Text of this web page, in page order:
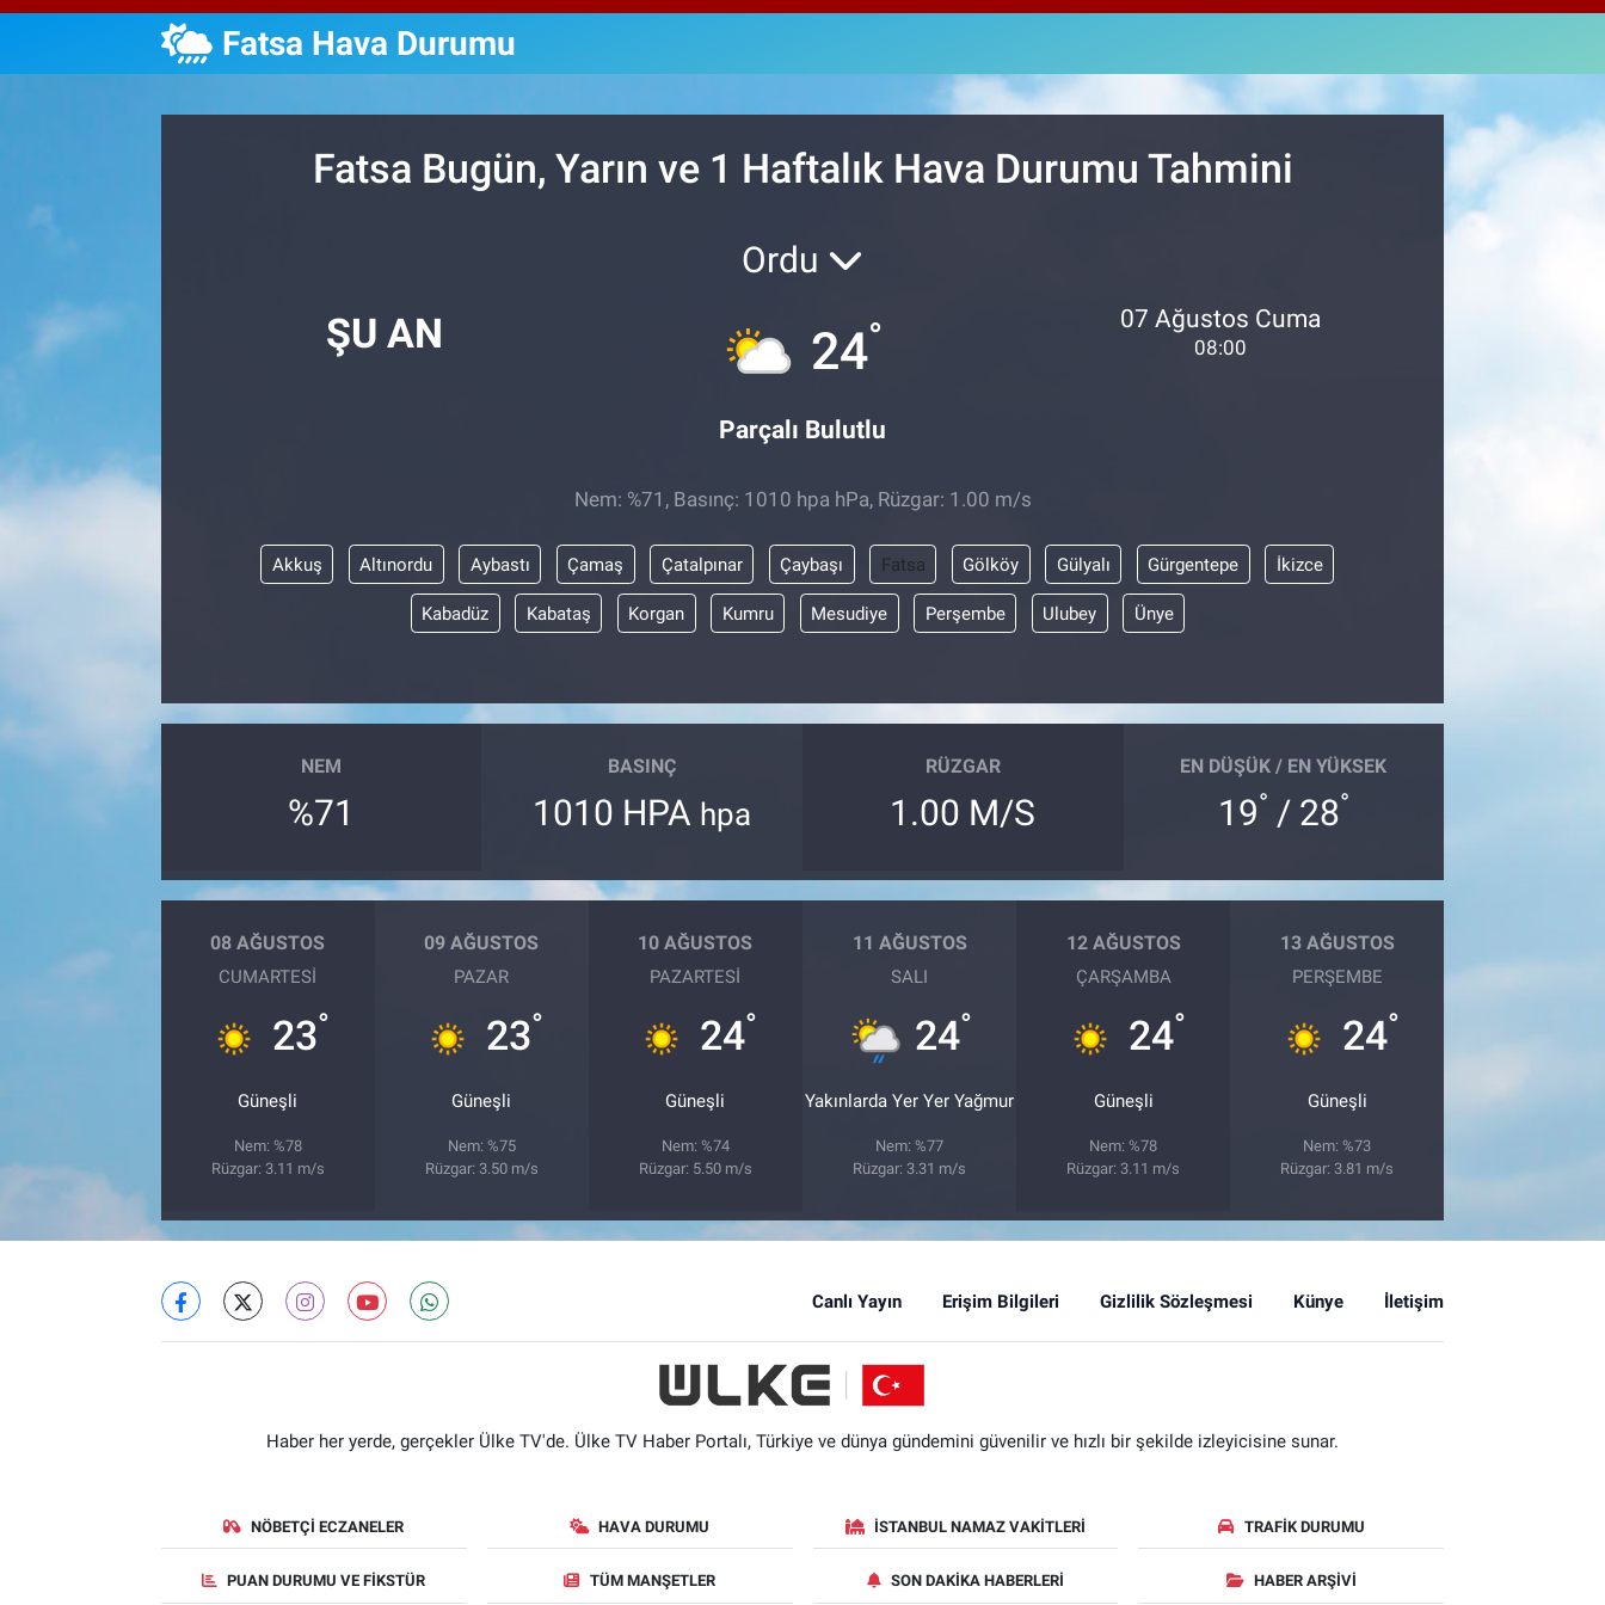
BİST100
13.799
Fatsa Hava Durumu
Fatsa Bugün, Yarın ve 1 Haftalık Hava Durumu Tahmini
ŞU AN
Ordu
24°
Parçalı Bulutlu
07 Ağustos Cuma
08:00
Nem: %71, Basınç: 1010 hpa hPa, Rüzgar: 1.00 m/s
Akkuş Altınordu Aybastı Çamaş Çatalpınar Çaybaşı Fatsa Gölköy Gülyalı Gürgentepe İkizce
Kabadüz Kabataş Korgan Kumru Mesudiye Perşembe Ulubey Ünye
NEM
%71
BASINÇ
1010 HPA hpa
RÜZGAR
1.00 M/S
EN DÜŞÜK / EN YÜKSEK
19° / 28°
08 AĞUSTOS
CUMARTESI
23°
Güneşli
Nem: %78
Rüzgar: 3.11 m/s
09 AĞUSTOS
PAZAR
23°
Güneşli
Nem: %75
Rüzgar: 3.50 m/s
10 AĞUSTOS
PAZARTESI
24°
Güneşli
Nem: %74
Rüzgar: 5.50 m/s
11 AĞUSTOS
SALI
24°
Yakınlarda Yer Yer Yağmur
Nem: %77
Rüzgar: 3.31 m/s
12 AĞUSTOS
ÇARŞAMBA
24°
Güneşli
Nem: %78
Rüzgar: 3.11 m/s
13 AĞUSTOS
PERŞEMBE
24°
Güneşli
Nem: %73
Rüzgar: 3.81 m/s
Canlı Yayın Erişim Bilgileri Gizlilik Sözleşmesi Künye İletişim
Haber her yerde, gerçekler Ülke TV'de. Ülke TV Haber Portalı, Türkiye ve dünya gündemini güvenilir ve hızlı bir şekilde izleyicisine sunar.
NÖBETÇI ECZANELER HAVA DURUMU İSTANBUL NAMAZ VAKITLERI TRAFIK DURUMU
PUAN DURUMU VE FIKSTÜR TÜM MANŞETLER SON DAKIKA HABERLERI HABER ARŞIVI
Özel Haberler
Sağlık
Ramazan
Haber Arşivi